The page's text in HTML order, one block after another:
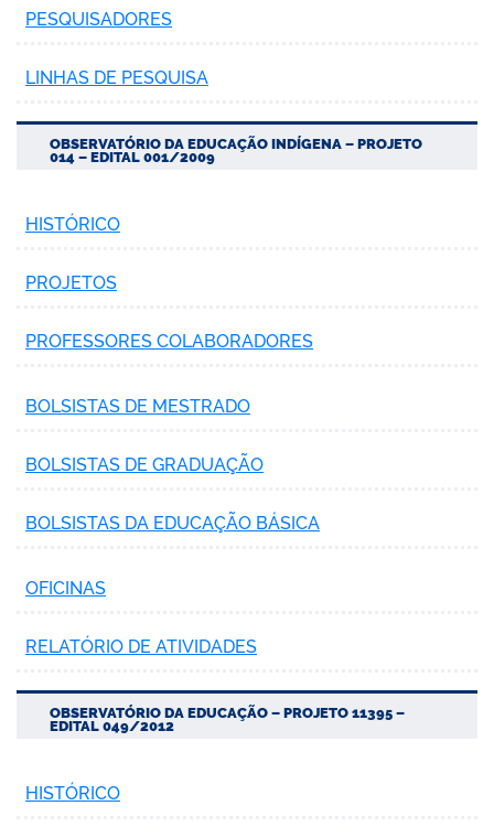
PESQUISADORES
LINHAS DE PESQUISA
OBSERVATÓRIO DA EDUCAÇÃO INDÍGENA – PROJETO
014 – EDITAL 001/2009
HISTÓRICO
PROJETOS
PROFESSORES COLABORADORES
BOLSISTAS DE MESTRADO
BOLSISTAS DE GRADUAÇÃO
BOLSISTAS DA EDUCAÇÃO BÁSICA
OFICINAS
RELATÓRIO DE ATIVIDADES
OBSERVATÓRIO DA EDUCAÇÃO – PROJETO 11395 –
EDITAL 049/2012
HISTÓRICO